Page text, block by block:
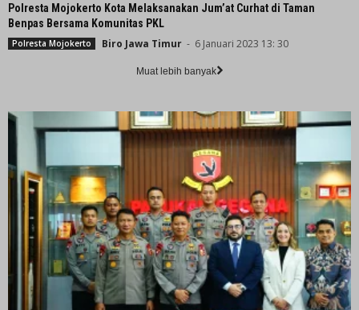
Polresta Mojokerto Kota Melaksanakan Jum’at Curhat di Taman
Benpas Bersama Komunitas PKL
Polresta Mojokerto Biro Jawa Timur - 6 Januari 2023 13: 30
Muat lebih banyak